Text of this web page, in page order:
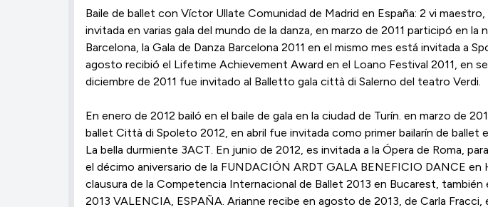
Baile de ballet con Víctor Ullate Comunidad de Madrid en España: 2 vi
invitada en varias gala del mundo de la danza, en marzo de 2011 participó en
Barcelona, la Gala de Danza Barcelona 2011 en el mismo mes está invitada a
agosto recibió el Lifetime Achievement Award en el Loano Festival 2011, en
diciembre de 2011 fue invitado al Balletto gala città di Salerno del teatro Verdi.
En enero de 2012 bailó en el baile de gala en la ciudad de Turín. en marzo de
ballet Città di Spoleto 2012, en abril fue invitada como primer bailarín de
La bella durmiente 3ACT. En junio de 2012, es invitada a la Ópera de Roma,
el décimo aniversario de la FUNDACIÓN ARDT GALA BENEFICIO DANCE en
clausura de la Competencia Internacional de Ballet 2013 en Bucarest,
2013 VALENCIA, ESPAÑA. Arianne recibe en agosto de 2013, de Carla